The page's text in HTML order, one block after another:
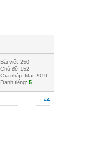
Bài viết: 250
Chủ đề: 152
Gia nhập: Mar 2019
Danh tiếng:5
#4